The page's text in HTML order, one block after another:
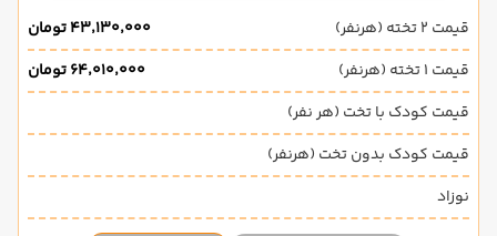
قیمت 2 تخته (هرنفر)
۴۳٬۱۳۰٬۰۰۰ تومان
قیمت 1 تخته (هرنفر)
۶۴٬۰۱۰٬۰۰۰ تومان
قیمت کودک با تخت (هر نفر)
قیمت کودک بدون تخت (هرنفر)
نوزاد